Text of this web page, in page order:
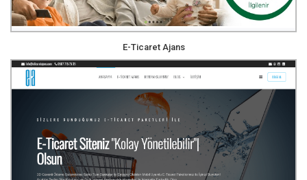
E-Ticaret Ajans